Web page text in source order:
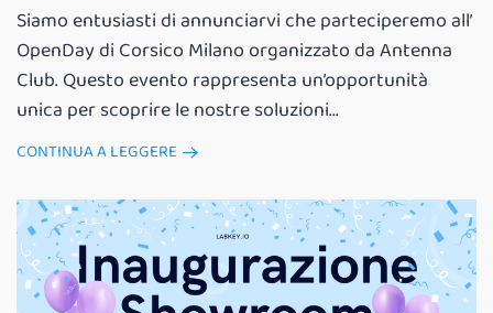
Siamo entusiasti di annunciarvi che parteciperemo all’
OpenDay di Corsico Milano organizzato da Antenna
Club. Questo evento rappresenta un’opportunità
unica per scoprire le nostre soluzioni...
CONTINUA A LEGGERE